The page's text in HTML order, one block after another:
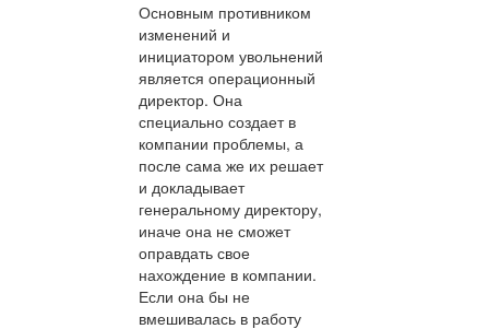
Основным противником
изменений и
инициатором увольнений
является операционный
директор. Она
специально создает в
компании проблемы, а
после сама же их решает
и докладывает
генеральному директору,
иначе она не сможет
оправдать свое
нахождение в компании.
Если она бы не
вмешивалась в работу